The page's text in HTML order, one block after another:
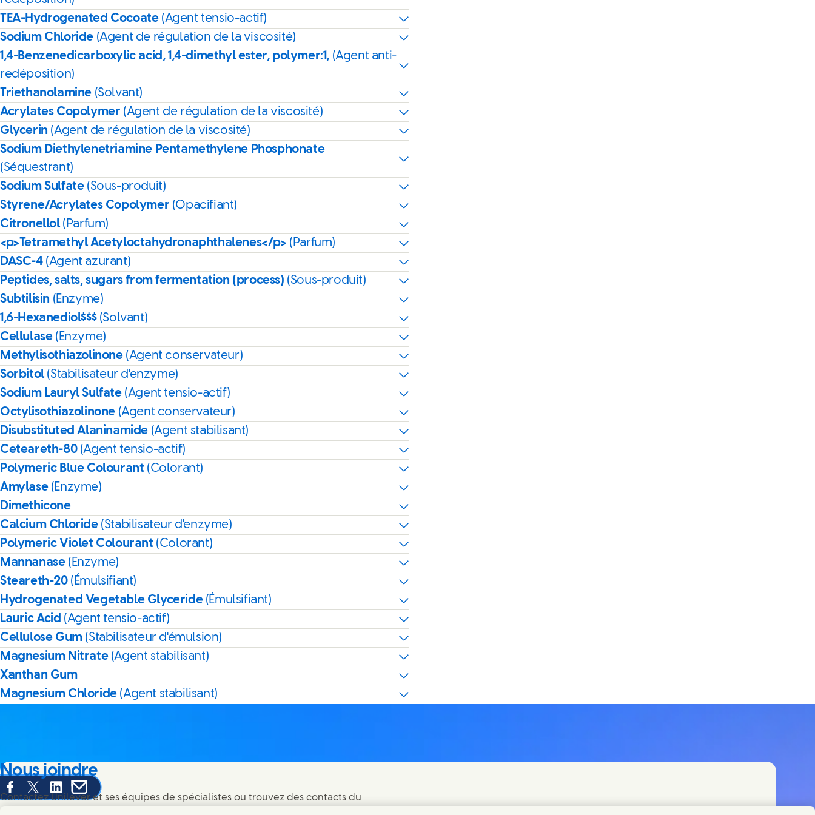
TEA-Hydrogenated Cocoate (Agent tensio-actif)
Sodium Chloride (Agent de régulation de la viscosité)
1,4-Benzenedicarboxylic acid, 1,4-dimethyl ester, polymer:1, (Agent anti-
redéposition)
Triethanolamine (Solvant)
Acrylates Copolymer (Agent de régulation de la viscosité)
Glycerin (Agent de régulation de la viscosité)
Sodium Diethylenetriamine Pentamethylene Phosphonate
(Séquestrant)
Sodium Sulfate (Sous-produit)
Styrene/Acrylates Copolymer (Opacifiant)
Citronellol(Parfum)
<p>Tetramethyl Acetyloctahydronaphthalenes</p> (Parfum)
DASC-4 (Agent azurant)
Peptides, salts, sugars from fermentation (process) (Sous-produit)
Subtilisin (Enzyme)
1,6-Hexanediol$$$ (Solvant)
Cellulase (Enzyme)
Methylisothiazolinone (Agent conservateur)
Sorbitol(Stabilisateur d'enzyme)
Sodium Lauryl Sulfate (Agent tensio-actif)
Octylisothiazolinone (Agent conservateur)
Disubstituted Alaninamide (Agent stabilisant)
Ceteareth-80 (Agent tensio-actif)
Polymeric Blue Colourant (Colorant)
Amylase (Enzyme)
Dimethicone
Calcium Chloride (Stabilisateur d'enzyme)
Polymeric Violet Colourant (Colorant)
Mannanase (Enzyme)
Steareth-20 (Émulsifiant)
Hydrogenated Vegetable Glyceride (Émulsifiant)
Lauric Acid (Agent tensio-actif)
Cellulose Gum (Stabilisateur d'émulsion)
Magnesium Nitrate (Agent stabilisant)
Xanthan Gum
Magnesium Chloride (Agent stabilisant)
this page on Facebook
Share this page on X
Share this page on Linked In
Share this page on E-mail
Nous joindre
Contactez Unilever et ses équipes de spécialistes ou trouvez des contacts du